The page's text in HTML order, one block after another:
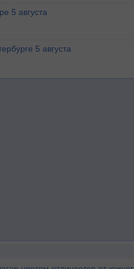
5 августа
5 августа